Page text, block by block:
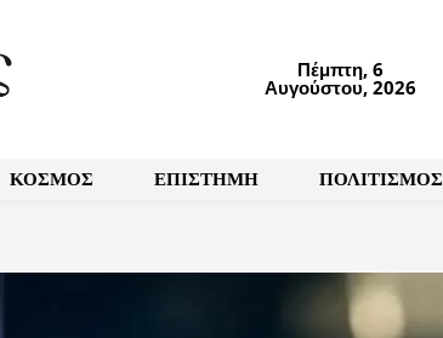
Πέμπτη, 6
Αυγούστου, 2026
ΚΟΣΜΟΣ ΕΠΙΣΤΗΜΗ ΠΟΛΙΤΙΣΜΟΣ